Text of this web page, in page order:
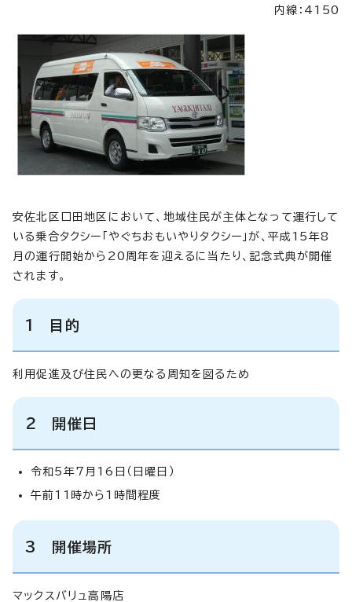
内線：4150
安佐北区口田地区において、地域住民が主体となって運行して
いる乗合タクシー「やぐちおもいやりタクシー」が、平成15年8
月の運行開始から20周年を迎えるに当たり、記念式典が開催
されます。
1 目的
利用促進及び住民への更なる周知を図るため
2 開催日
令和5年7月16日（日曜日）
午前11時から1時間程度
3 開催場所
マックスバリュ高陽店